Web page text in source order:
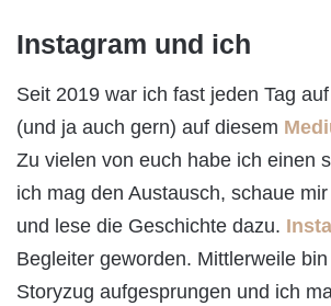
Instagram und ich
Seit 2019 war ich fast jeden Tag
(und ja auch gern) auf diesem
Zu vielen von euch habe ich einen
ich mag den Austausch, schaue
und lese die Geschichte dazu.
Begleiter geworden. Mittlerweile
Storyzug aufgesprungen und ich